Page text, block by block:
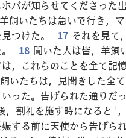
ホバが知らせてくださった
羊飼いたちは急いで行き，
つけた。
17 それを見て
18 聞いた人は皆，羊飼
，これらのことを全て記
いたちは，見聞きした全
った。告げられた通りだ
，割礼を施す時になると +
する前に天使から告げら